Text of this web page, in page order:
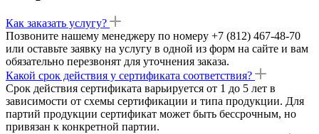
Как заказать услугу?
Позвоните нашему менеджеру по номеру +7 (812) 467-48-70
или оставьте заявку на услугу в одной из форм на сайте и вам
обязательно перезвонят для уточнения заказа.
Какой срок действия у сертификата соответствия?
Срок действия сертификата варьируется от 1 до 5 лет в
зависимости от схемы сертификации и типа продукции. Для
партий продукции сертификат может быть бессрочным, но
привязан к конкретной партии.